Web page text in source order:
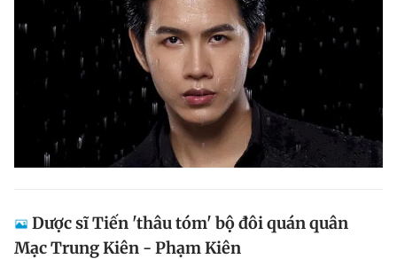
Dược sĩ Tiến 'thâu tóm' bộ đôi quán quân
Mạc Trung Kiên - Phạm Kiên